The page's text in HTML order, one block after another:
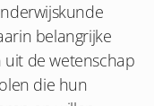
belangrijke
de wetenschap
die hun